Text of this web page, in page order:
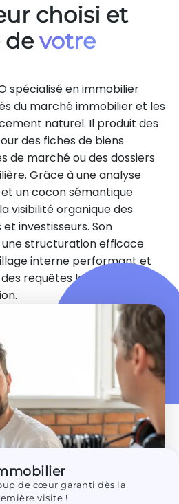
choisi et
devotre
spécialisé en immobilier
du marché immobilier et les
naturel. Il produit des
des fiches de biens
de marché ou des dossiers
Grâce à une analyse
un cocon sémantique
visibilité organique des
investisseurs. Son
structuration efficace
interne performant et
requêtes locales pour
de cœur garanti dès la
visite !